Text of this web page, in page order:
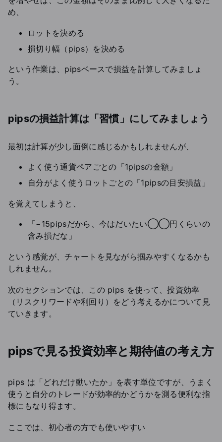
め、
ロットを決める
損切り幅（pips）を決める
という作業は、pipsベースで損益を計算してみましょ
う。
pipsの損益計算は「習慣」にしてみましょう
最初は計算が少し面倒に感じるかもしれませんが、
よく使う通貨ペアごとの「1pipsの金額」
自分がよく使うロットごとの「1pipsの目安損益」
を覚えてしまうと、
「−15pipsだから、今はだいたい◯◯円くらいの
含み損だな」
という感覚が、チャートを見ながら掴みやすくなるかも
しれません。
次のセクションでは、この pips を使って、投資効率
（リスクリワードや利回り）をどう考えるかについて見
ていきます。
pipsで見る投資効率と期待値の考え方
pips は「どれだけ動いたか」を表す単位ですが、うまく
使うと自分のトレードが効率的かどうかを測る便利な指
標にもなり得ます。
ここでは、初心者の方でも使いやすい